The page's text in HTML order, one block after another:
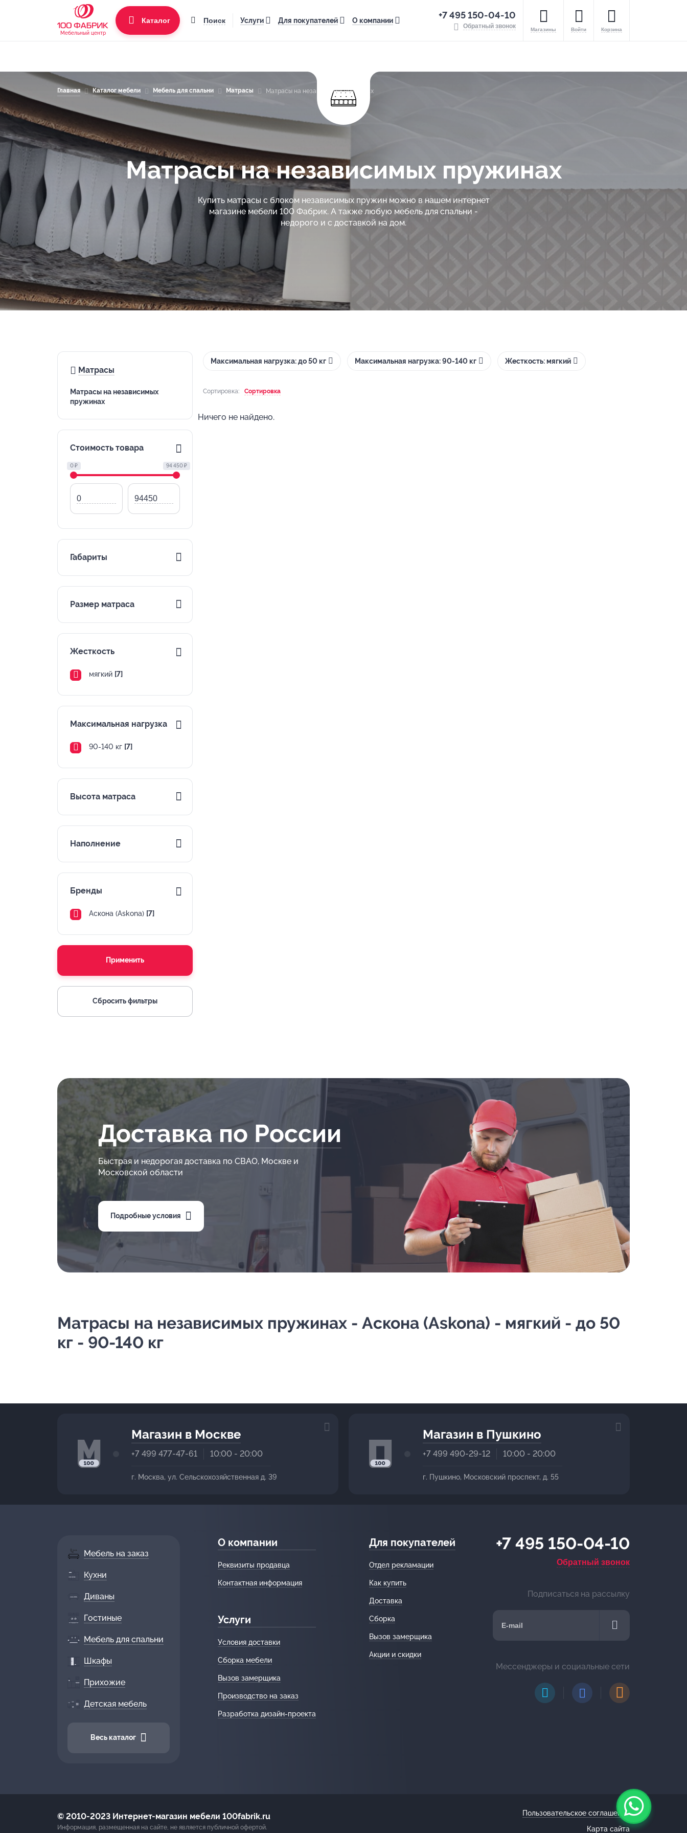
Мебельный центр
Каталог Поиск Услуги Для покупателей О компании +7 495 150-04-10
Обратный звонок Магазины Войти Корзина
Главная Каталог мебели Мебель для спальни Матрасы Матрасы на независимых пружинах
Матрасы на независимых пружинах
Купить матрасы с блоком независимых пружин можно в нашем интернет
магазине мебели 100 Фабрик. А также любую мебель для спальни -
недорого и с доставкой на дом.
Матрасы
Матрасы на независимых
пружинах
Стоимость товара
0 ₽ 94 450 ₽
Габариты
Размер матраса
Жесткость
мягкий [7]
Максимальная нагрузка
90-140 кг [7]
Высота матраса
Наполнение
Бренды
Аскона (Askona) [7]
Применить
Сбросить фильтры
Максимальная нагрузка: до 50 кг Максимальная нагрузка: 90-140 кг Жесткость: мягкий
Сортировка: Сортировка
Ничего не найдено.
Доставка по России
Быстрая и недорогая доставка по СВАО, Москве и
Московской области
Подробные условия
Матрасы на независимых пружинах - Аскона (Askona) - мягкий - до 50
кг - 90-140 кг
Магазин в Москве
+7 499 477-47-61 10:00 - 20:00
г. Москва, ул. Сельскохозяйственная д. 39
Магазин в Пушкино
+7 499 490-29-12 10:00 - 20:00
г. Пушкино, Московский проспект, д. 55
Мебель на заказ
Кухни
Диваны
Гостиные
Мебель для спальни
Шкафы
Прихожие
Детская мебель
Весь каталог
О компании
Реквизиты продавца
Контактная информация
Услуги
Условия доставки
Сборка мебели
Вызов замерщика
Производство на заказ
Разработка дизайн-проекта
Для покупателей
Отдел рекламации
Как купить
Доставка
Сборка
Вызов замерщика
Акции и скидки
+7 495 150-04-10
Обратный звонок
Подписаться на рассылку
Мессенджеры и социальные сети
© 2010-2023 Интернет-магазин мебели 100fabrik.ru
Информация, размещенная на сайте, не является публичной офертой.
Пользовательское соглашение
Карта сайта